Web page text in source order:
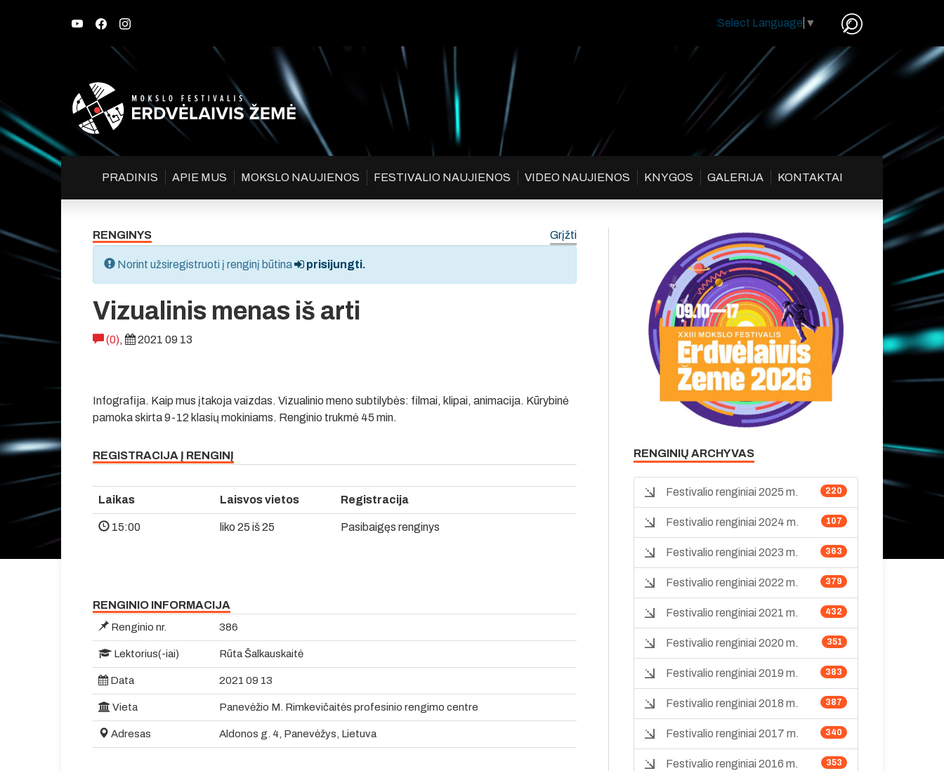
Select Language ▼
PRADINIS APIE MUS MOKSLO NAUJIENOS FESTIVALIO NAUJIENOS VIDEO NAUJIENOS KNYGOS GALERIJA KONTAKTAI
RENGINYS Grįžti
Norint užsiregistruoti į renginį būtina prisijungti.
Vizualinis menas iš arti
(0), 2021 09 13
Infografija. Kaip mus įtakoja vaizdas. Vizualinio meno subtilybės: filmai, klipai, animacija. Kūrybinė
pamoka skirta 9-12 klasių mokiniams. Renginio trukmė 45 min.
REGISTRACIJA Į RENGINĮ
Laikas Laisvos vietos Registracija
15:00 liko 25 iš 25 Pasibaigęs renginys
RENGINIO INFORMACIJA
Renginio nr. 386
Lektorius(-iai) Rūta Šalkauskaitė
Data 2021 09 13
Vieta Panevėžio M. Rimkevičaitės profesinio rengimo centre
Adresas Aldonos g. 4, Panevėžys, Lietuva
RENGINIŲ ARCHYVAS
220
Festivalio renginiai 2025 m.
107
Festivalio renginiai 2024 m.
363
Festivalio renginiai 2023 m.
379
Festivalio renginiai 2022 m.
432
Festivalio renginiai 2021 m.
351
Festivalio renginiai 2020 m.
383
Festivalio renginiai 2019 m.
387
Festivalio renginiai 2018 m.
340
Festivalio renginiai 2017 m.
353
Festivalio renginiai 2016 m.